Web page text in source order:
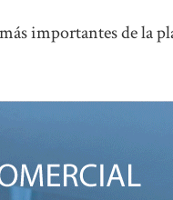
importantes de la